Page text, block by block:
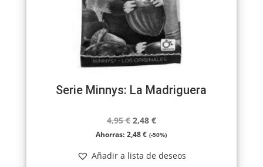
Serie Minnys: La Madriguera
4,95€ El
precio
era:
2,48 €El
precio
es:
Ahorras: 2,48€ (-50%)
Añadir a lista de deseos